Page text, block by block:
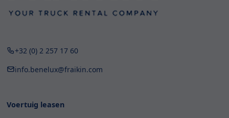
+32 (0) 2 257 17 60
info.benelux@fraikin.com
Voertuig leasen